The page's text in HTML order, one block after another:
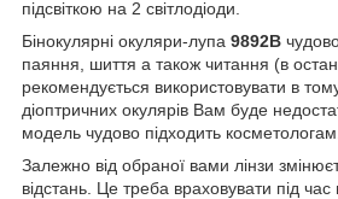
підсвіткою на 2 світлодіоди.
Бінокулярні окуляри-лупа 9892B
паяння, шиття а також читання (в
рекомендується використовувати в
діоптричних окулярів Вам буде
модель чудово підходить косметологам.
Залежно від обраної вами лінзи
відстань. Це треба враховувати під